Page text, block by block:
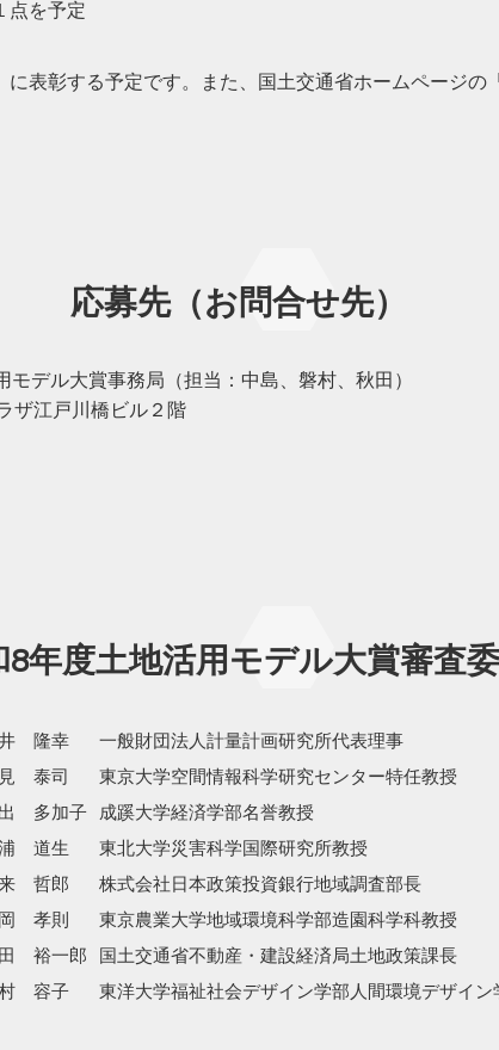
点を予定
表彰する予定です。また、国土交通省ホームページの
応募先（お問合せ先）
デル大賞事務局（担当：中島、磐村、秋田）
ザ江戸川橋ビル２階
8年度土地活用モデル大賞審査
隆幸
一般財団法人計量計画研究所代表理事
泰司
東京大学空間情報科学研究センター特任教授
多加子
成蹊大学経済学部名誉教授
道生
東北大学災害科学国際研究所教授
哲郎
株式会社日本政策投資銀行地域調査部長
孝則
東京農業大学地域環境科学部造園科学科教授
裕一郎
国土交通省不動産・建設経済局土地政策課長
容子
東洋大学福祉社会デザイン学部人間環境デザイン